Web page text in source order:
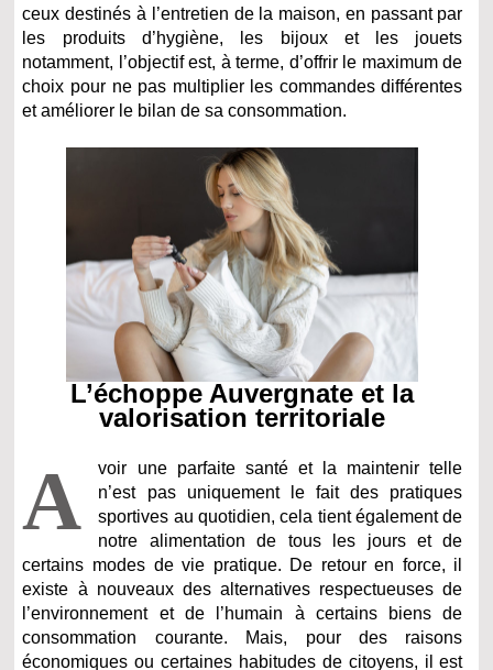
ceux destinés à l’entretien de la maison, en passant par
les produits d’hygiène, les bijoux et les jouets
notamment, l’objectif est, à terme, d’offrir le maximum de
choix pour ne pas multiplier les commandes différentes
et améliorer le bilan de sa consommation.
L’échoppe Auvergnate et la
valorisation territoriale
A
voir une parfaite santé et la maintenir telle
n’est pas uniquement le fait des pratiques
sportives au quotidien, cela tient également de
notre alimentation de tous les jours et de
certains modes de vie pratique. De retour en force, il
existe à nouveaux des alternatives respectueuses de
l’environnement et de l’humain à certains biens de
consommation courante. Mais, pour des raisons
économiques ou certaines habitudes de citoyens, il est